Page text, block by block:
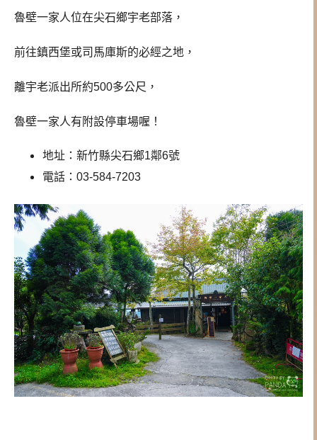
魯壁一家人位在尖石鄉宇老部落，
前往鎮西堡或司馬庫斯的必經之地，
離宇老派出所約500多公尺，
魯壁一家人有附設停車場喔！
地址：新竹縣尖石鄉1鄰6號
電話： 03-584-7203